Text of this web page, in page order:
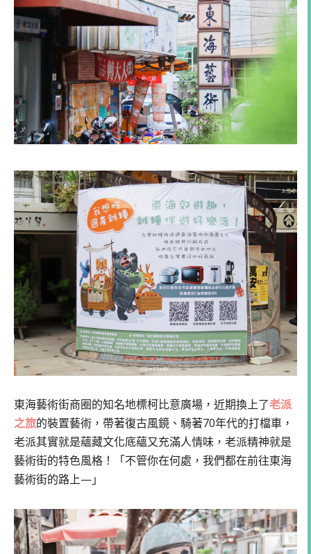
東海藝術街商圈的知名地標柯比意廣場，近期換上了老派
之旅的裝置藝術，帶著復古風鏡、騎著70年代的打檔車，
老派其實就是蘊藏文化底蘊又充滿人情味，老派精神就是
藝術街的特色風格！「不管你在何處，我們都在前往東海
藝術街的路上—」